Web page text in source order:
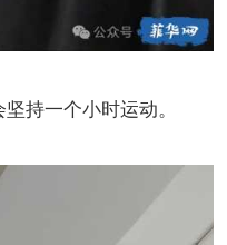
持一个小时运动。